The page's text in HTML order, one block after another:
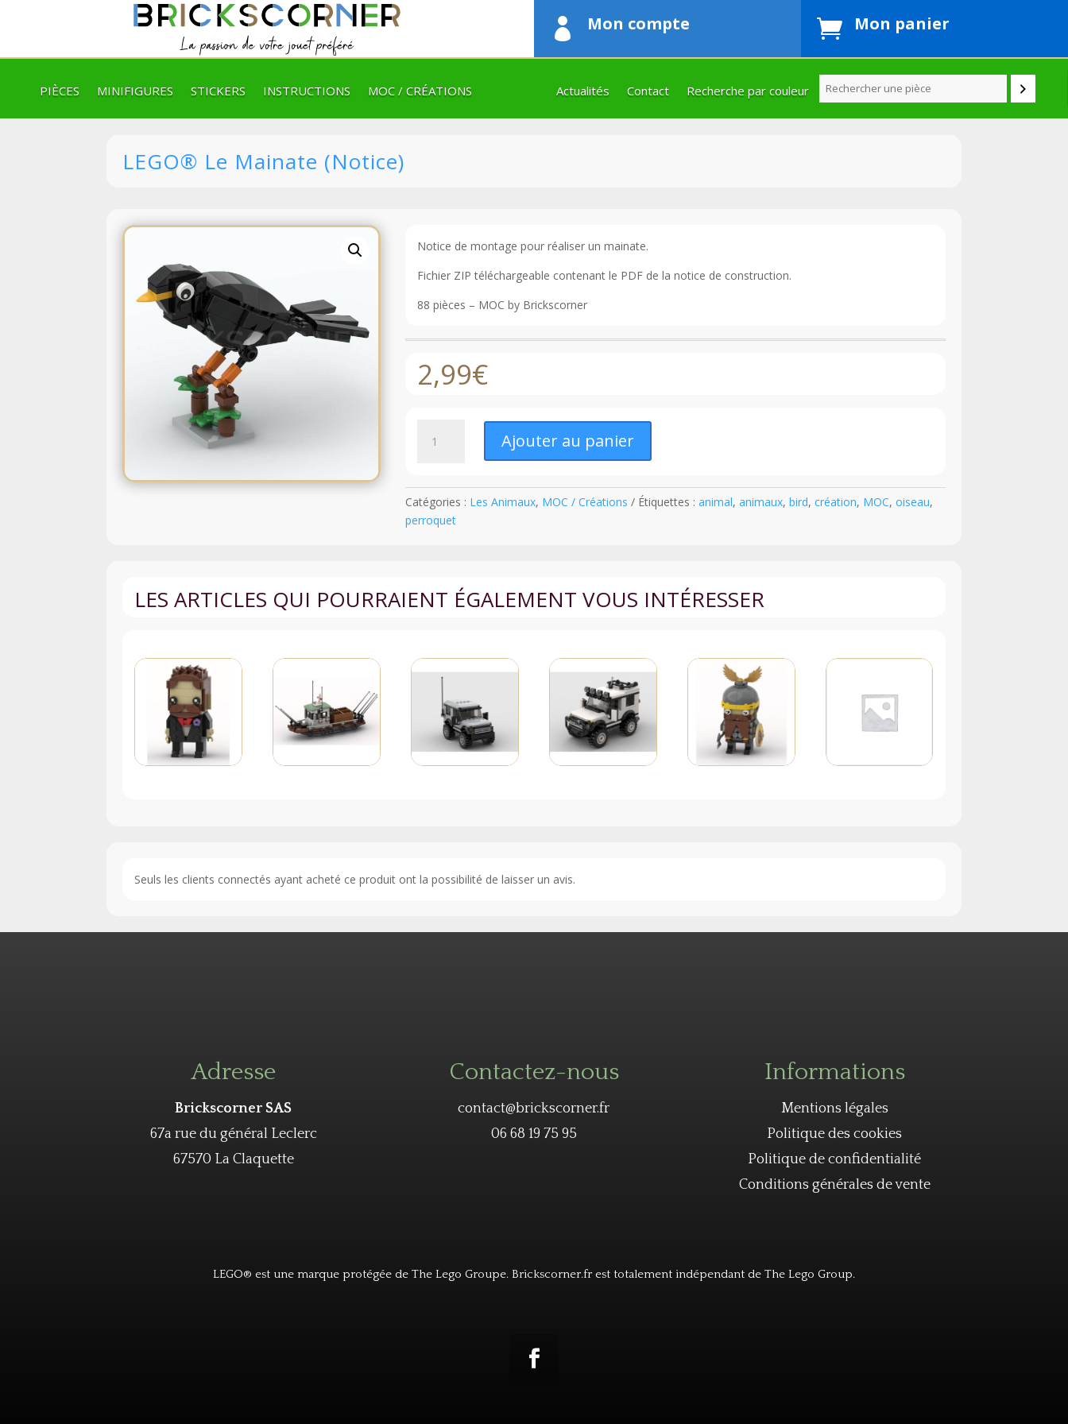
 Mon compte  Mon panier
PIÈCES MINIFIGURES STICKERS INSTRUCTIONS MOC / CRÉATIONS Actualités Contact Recherche par couleur
LEGO® Le Mainate (Notice)
Notice de montage pour réaliser un mainate.
Fichier ZIP téléchargeable contenant le PDF de la notice de construction.
88 pièces – MOC by Brickscorner
2,99€
Mainate
(Notice)
Ajouter au panier
Catégories : Les Animaux, MOC / Créations Étiquettes : animal, animaux, bird, création, MOC, oiseau,
perroquet
LES ARTICLES QUI POURRAIENT ÉGALEMENT VOUS INTÉRESSER
Seuls les clients connectés ayant acheté ce produit ont la possibilité de laisser un avis.
Adresse
Brickscorner SAS
67a rue du général Leclerc
67570 La Claquette
Contactez-nous
contact@brickscorner.fr
06 68 19 75 95
Informations
Mentions légales
Politique des cookies
Politique de confidentialité
Conditions générales de vente
LEGO® est une marque protégée de The Lego Groupe. Brickscorner.fr est totalement indépendant de The Lego Group.